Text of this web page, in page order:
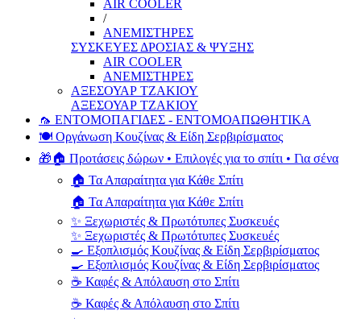
AIR COOLER
/
ΑΝΕΜΙΣΤΗΡΕΣ
ΣΥΣΚΕΥΕΣ ΔΡΟΣΙΑΣ & ΨΥΞΗΣ
AIR COOLER
ΑΝΕΜΙΣΤΗΡΕΣ
ΑΞΕΣΟΥΑΡ ΤΖΑΚΙΟΥ
ΑΞΕΣΟΥΑΡ ΤΖΑΚΙΟΥ
🦟 ΕΝΤΟΜΟΠΑΓΙΔΕΣ - ΕΝΤΟΜΟΑΠΩΘΗΤΙΚΑ
🍽️ Οργάνωση Κουζίνας & Είδη Σερβιρίσματος
🎁🏠 Προτάσεις δώρων • Επιλογές για το σπίτι • Για σένα
🏠 Τα Απαραίτητα για Κάθε Σπίτι
🏠 Τα Απαραίτητα για Κάθε Σπίτι
✨ Ξεχωριστές & Πρωτότυπες Συσκευές
✨ Ξεχωριστές & Πρωτότυπες Συσκευές
🍳 Εξοπλισμός Κουζίνας & Είδη Σερβιρίσματος
🍳 Εξοπλισμός Κουζίνας & Είδη Σερβιρίσματος
☕ Καφές & Απόλαυση στο Σπίτι
☕ Καφές & Απόλαυση στο Σπίτι